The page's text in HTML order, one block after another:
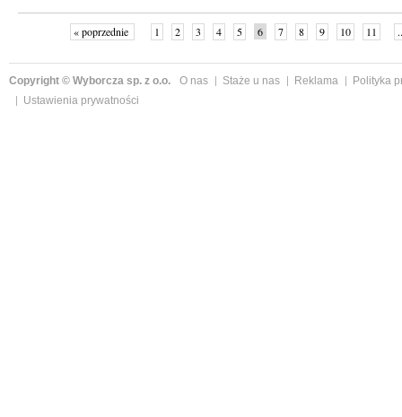
« poprzednie 1 2 3 4 5 6 7 8 9 10 11
Copyright © Wyborcza sp. z o.o. O nas Staże u nas Reklama
Polityka
Ustawienia prywatności